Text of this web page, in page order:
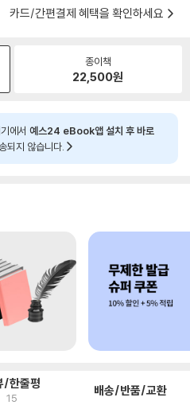
카드/간편결제 혜택을 확인하세요
종이책
22,500원
에서 예스24 eBook앱 설치 후 바로
되지 않습니다.
/한줄평
15 배송/반품/교환